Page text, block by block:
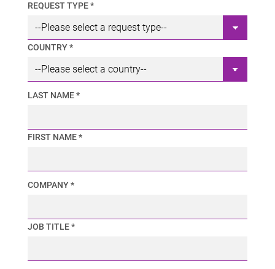
REQUEST TYPE *
COUNTRY *
LAST NAME *
FIRST NAME *
COMPANY *
JOB TITLE *